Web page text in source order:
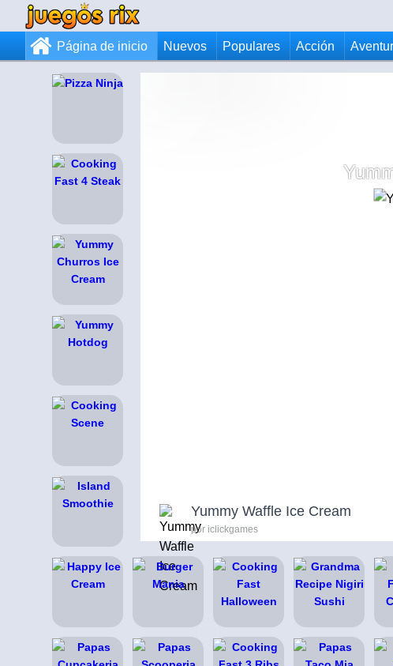
Página de inicio Nuevos Populares Acción
Yummy Waffle Ice Cream
por iclickgames